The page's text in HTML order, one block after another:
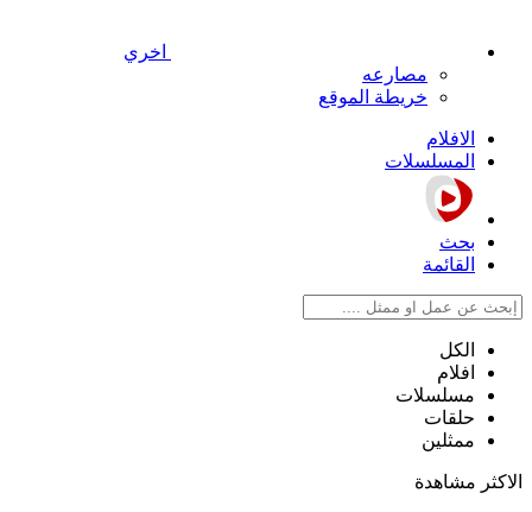
اخري
مصارعه
خريطة الموقع
الافلام
المسلسلات
بحث
القائمة
الكل
افلام
مسلسلات
حلقات
ممثلين
الاكثر مشاهدة